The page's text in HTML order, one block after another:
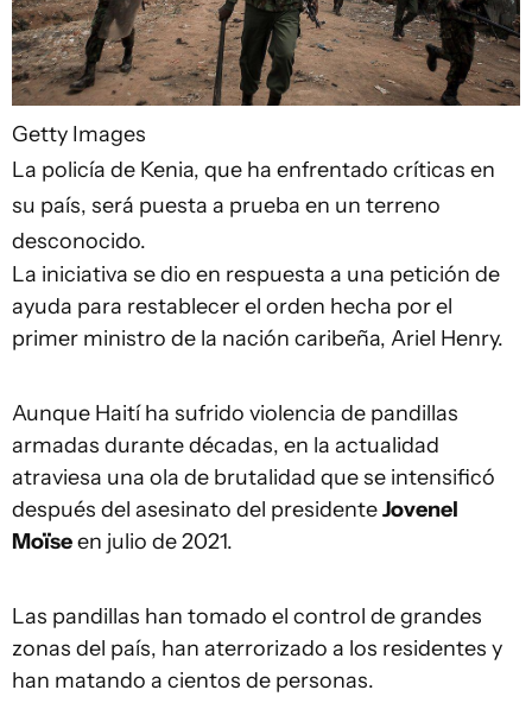
Getty Images
La policía de Kenia, que ha enfrentado críticas en
su país, será puesta a prueba en un terreno
desconocido.
La iniciativa se dio en respuesta a una petición de
ayuda para restablecer el orden hecha por el
primer ministro de la nación caribeña, Ariel Henry.
Aunque Haití ha sufrido violencia de pandillas
armadas durante décadas, en la actualidad
atraviesa una ola de brutalidad que se intensificó
después del asesinato del presidenteJovenel
Moïseen julio de 2021.
Las pandillas han tomado el control de grandes
zonas del país, han aterrorizado a los residentes y
han matando a cientos de personas.